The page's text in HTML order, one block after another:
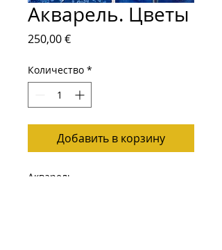
Акварель. Цветы
250,00 €Цена
Количество *
Добавить в корзину
Акварель